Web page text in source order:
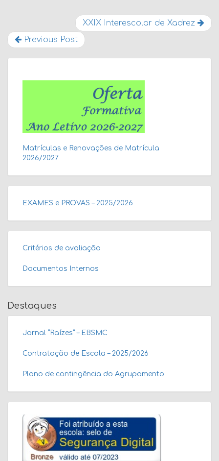
XXIX Interescolar de Xadrez
Previous Post
Matrículas e Renovações de Matrícula
2026/2027
EXAMES e PROVAS – 2025/2026
Critérios de avaliação
Documentos Internos
Destaques
Jornal “Raízes” – EBSMC
Contratação de Escola – 2025/2026
Plano de contingência do Agrupamento